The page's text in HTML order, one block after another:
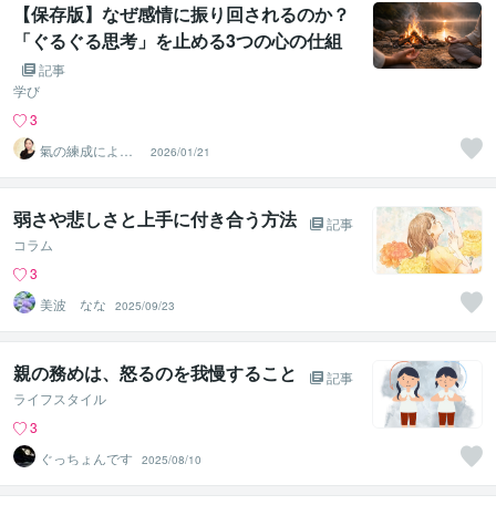
【保存版】なぜ感情に振り回されるのか？
「ぐるぐる思考」を止める3つの心の仕組
み 記事
学び
3
氣の練成による
意識変容ガイド
｜氣功師有岐
2026/01/21
弱さや悲しさと上手に付き合う方法
記事
コラム
3
美波 なな
2025/09/23
親の務めは、怒るのを我慢すること
記事
ライフスタイル
3
ぐっちょんです
2025/08/10